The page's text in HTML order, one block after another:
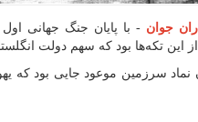
جوان - با پایان جنگ جهانی
این تکه‌ها بود که سهم دولت
سرزمین موعود جایی بود که